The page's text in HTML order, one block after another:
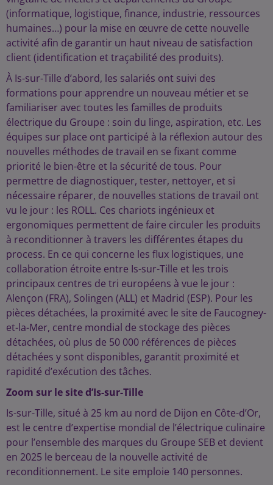
(informatique, logistique, finance, industrie, ressources
humaines…) pour la mise en œuvre de cette nouvelle
activité afin de garantir un haut niveau de satisfaction
client (identification et traçabilité des produits).
À Is-sur-Tille d’abord, les salariés ont suivi des
formations pour apprendre un nouveau métier et se
familiariser avec toutes les familles de produits
électrique du Groupe : soin du linge, aspiration, etc. Les
équipes sur place ont participé à la réflexion autour des
nouvelles méthodes de travail en se fixant comme
priorité le bien-être et la sécurité de tous. Pour
permettre de diagnostiquer, tester, nettoyer, et si
nécessaire réparer, de nouvelles stations de travail ont
vu le jour : les ROLL. Ces chariots ingénieux et
ergonomiques permettent de faire circuler les produits
à reconditionner à travers les différentes étapes du
process. En ce qui concerne les flux logistiques, une
collaboration étroite entre Is-sur-Tille et les trois
principaux centres de tri européens à vue le jour :
Alençon (FRA), Solingen (ALL) et Madrid (ESP). Pour les
pièces détachées, la proximité avec le site de Faucogney-
et-la-Mer, centre mondial de stockage des pièces
détachées, où plus de 50 000 références de pièces
détachées y sont disponibles, garantit proximité et
rapidité d’exécution des tâches.
Zoom sur le site d’Is-sur-Tille
Is-sur-Tille, situé à 25 km au nord de Dijon en Côte-d’Or,
est le centre d’expertise mondial de l’électrique culinaire
pour l’ensemble des marques du Groupe SEB et devient
en 2025 le berceau de la nouvelle activité de
reconditionnement. Le site emploie 140 personnes.